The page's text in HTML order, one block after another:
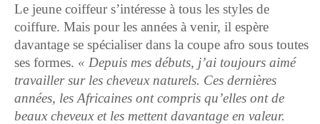
Le jeune coiffeur s’intéresse à tous les styles de
coiffure. Mais pour les années à venir, il espère
davantage se spécialiser dans la coupe afro sous toutes
ses formes. « Depuis mes débuts, j’ai toujours aimé
travailler sur les cheveux naturels. Ces dernières
années, les Africaines ont compris qu’elles ont de
beaux cheveux et les mettent davantage en valeur.